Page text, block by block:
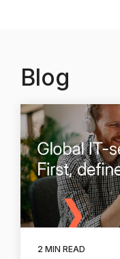
Blog
2 MIN READ